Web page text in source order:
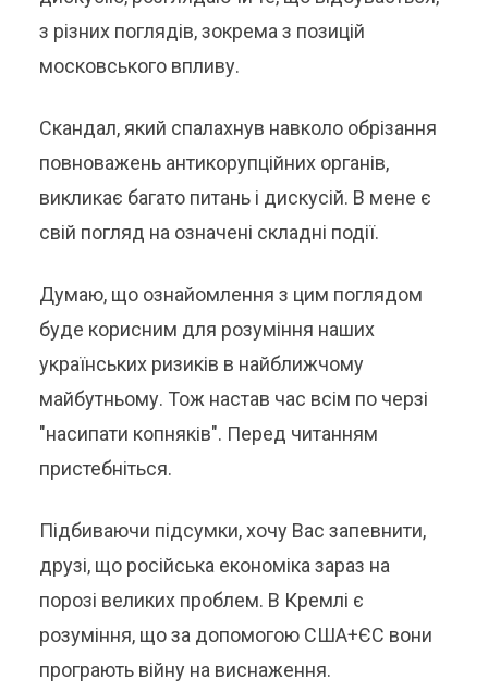
з різних поглядів, зокрема з позицій
московського впливу.
Скандал, який спалахнув навколо обрізання
повноважень антикорупційних органів,
викликає багато питань і дискусій. В мене є
свій погляд на означені складні події.
Думаю, що ознайомлення з цим поглядом
буде корисним для розуміння наших
українських ризиків в найближчому
майбутньому. Тож настав час всім по черзі
"насипати копняків". Перед читанням
пристебніться.
Підбиваючи підсумки, хочу Вас запевнити,
друзі, що російська економіка зараз на
порозі великих проблем. В Кремлі є
розуміння, що за допомогою США+ЄС вони
програють війну на виснаження.